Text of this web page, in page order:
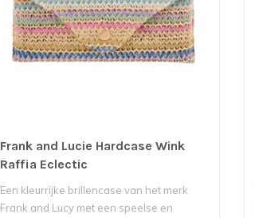
Frank and Lucie Hardcase Wink
Raffia Eclectic
Een kleurrijke brillencase van het merk
Frank and Lucy met een speelse en